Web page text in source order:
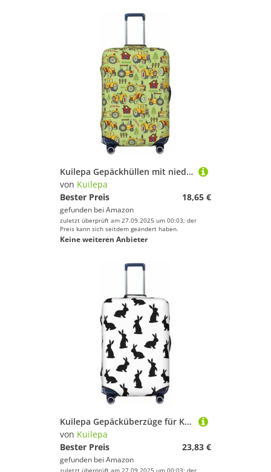
Kuilepa Gepäckhüllen mit niedlichem Traktor-Druck, elastisch, waschbar und dehnbar, kratzfest, passend für 45,7 - 81,3 cm Gepäck, kein Gepäck im Lieferumfang enthalten, Schwarz , S
von Kuilepa
Bester Preis
18,65 €
gefunden bei Amazon
zuletzt überprüft am 27.09.2025 um 00:03; der
Preis kann sich seitdem geändert haben.
Keine weiteren Anbieter
Kuilepa Gepäcküberzüge für Koffer, elastisch, waschbar und dehnbar, kratzfest, passend für 45,7 - 81,3 cm Gepäck, kein Gepäck im Lieferumfang enthalten, Schwarz , XL
von Kuilepa
Bester Preis
23,83 €
gefunden bei Amazon
zuletzt überprüft am 27.09.2025 um 00:03; der